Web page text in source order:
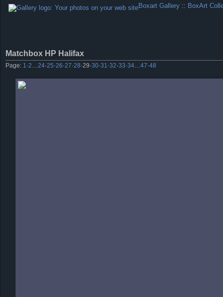
Boxart Gallery :: BoxArt
Matchbox HP Halifax
Page: 1 ·2 24·25·26·27·28·29·30·31 ·32·33·34 47·48